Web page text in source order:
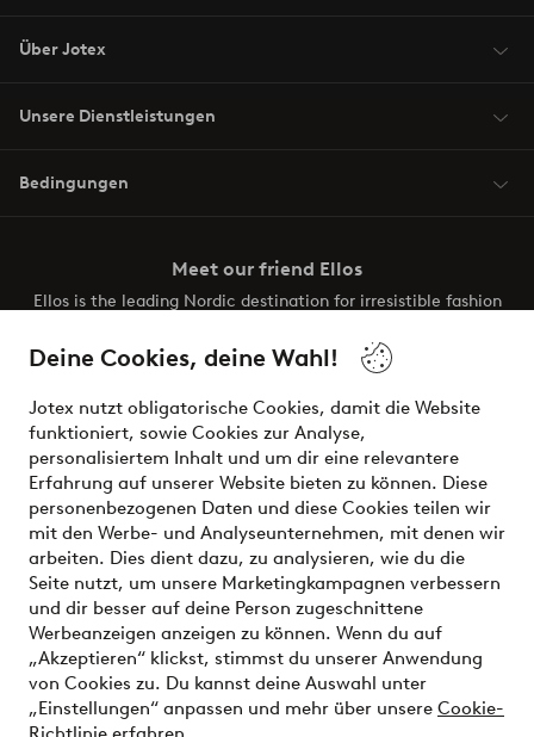
Deine Cookies, deine Wahl!
Jotex nutzt obligatorische Cookies, damit die Website
funktioniert, sowie Cookies zur Analyse,
personalisiertem Inhalt und um dir eine relevantere
Erfahrung auf unserer Website bieten zu können. Diese
personenbezogenen Daten und diese Cookies teilen wir
mit den Werbe- und Analyseunternehmen, mit denen wir
arbeiten. Dies dient dazu, zu analysieren, wie du die
Seite nutzt, um unsere Marketingkampagnen verbessern
und dir besser auf deine Person zugeschnittene
Werbeanzeigen anzeigen zu können. Wenn du auf
„Akzeptieren“ klickst, stimmst du unserer Anwendung
von Cookies zu. Du kannst deine Auswahl unter
„Einstellungen“ anpassen und mehr über unsere Cookie-
Über Jotex
Unsere Dienstleistungen
Bedingungen
Meet our friend Ellos
Ellos is the leading Nordic destination for irresistible fashion
the latest trends, curated to make finding your next look
effortless. It’s all here.
Visit Ellos
Sichere Zahlungen - Jetzt bezahlen oder aufteilen
Möchtest du mehr über unsere
Zahlungsmöglichkeitenerfahren?